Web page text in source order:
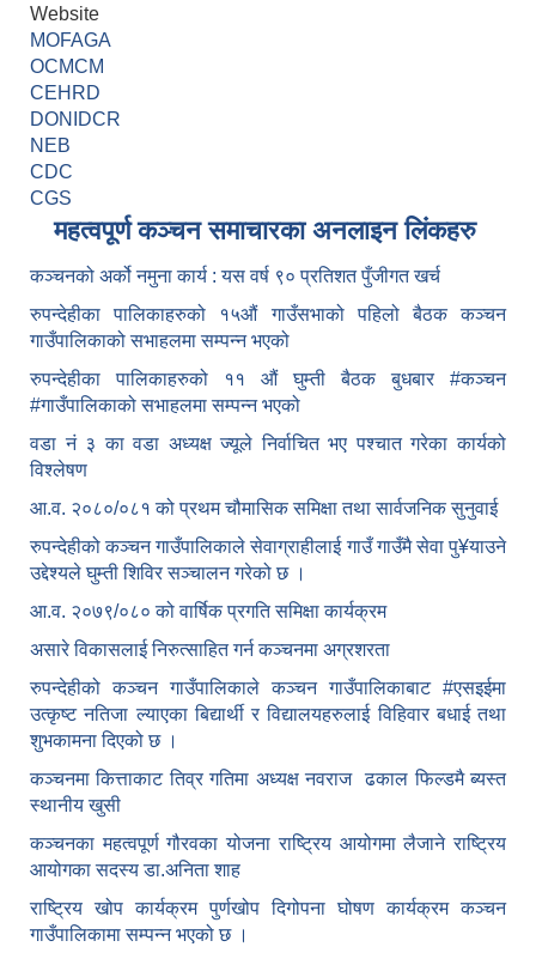
Website
MOFAGA
OCMCM
CEHRD
DONIDCR
NEB
CDC
CGS
महत्वपूर्ण कञ्चन समाचारका अनलाइन लिंकहरु
कञ्चनको अर्को नमुना कार्य : यस वर्ष ९० प्रतिशत पुँजीगत खर्च
रुपन्देहीका पालिकाहरुको १५औं गाउँसभाको पहिलो बैठक कञ्चन
गाउँपालिकाको सभाहलमा सम्पन्न भएको
रुपन्देहीका पालिकाहरुको ११ औं घुम्ती बैठक बुधबार #कञ्चन
#गाउँपालिकाको सभाहलमा सम्पन्न भएको
वडा नं ३ का वडा अध्यक्ष ज्यूले निर्वाचित भए पश्चात गरेका कार्यको
विश्लेषण
आ.व. २०८०/०८१ को प्रथम चौमासिक समिक्षा तथा सार्वजनिक सुनुवाई
रुपन्देहीको कञ्चन गाउँपालिकाले सेवाग्राहीलाई गाउँ गाउँमै सेवा पु¥याउने
उद्देश्यले घुम्ती शिविर सञ्चालन गरेको छ ।
आ.व. २०७९/०८० को वार्षिक प्रगति समिक्षा कार्यक्रम
असारे विकासलाई निरुत्साहित गर्न कञ्चनमा अग्रशरता
रुपन्देहीको कञ्चन गाउँपालिकाले कञ्चन गाउँपालिकाबाट #एसइईमा
उत्कृष्ट नतिजा ल्याएका बिद्यार्थी र विद्यालयहरुलाई विहिवार बधाई तथा
शुभकामना दिएको छ ।
कञ्चनमा कित्ताकाट तिव्र गतिमा अध्यक्ष नवराज ढकाल फिल्डमै ब्यस्त
स्थानीय खुसी
कञ्चनका महत्वपूर्ण गौरवका योजना राष्ट्रिय आयोगमा लैजाने राष्ट्रिय
आयोगका सदस्य डा.अनिता शाह
राष्ट्रिय खोप कार्यक्रम पुर्णखोप दिगोपना घोषण कार्यक्रम कञ्‍चन
गाउँपालिकामा सम्पन्न भएको छ ।